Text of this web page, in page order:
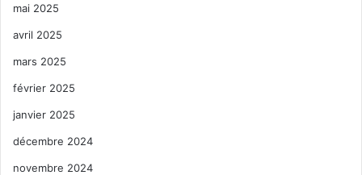
mai 2025
avril 2025
mars 2025
février 2025
janvier 2025
décembre 2024
novembre 2024